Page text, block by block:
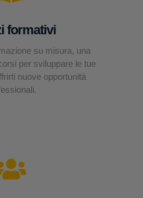
formativi
su misura, una
per sviluppare le tue
nuove opportunità